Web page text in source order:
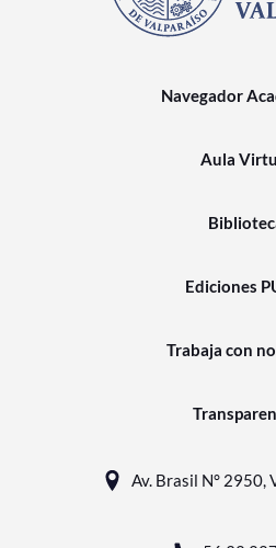
Navegador
Aula
Ediciones
Trabaja con
Av. Brasil N° 2950,